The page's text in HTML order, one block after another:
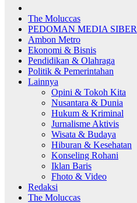
The Moluccas
PEDOMAN MEDIA SIBER
Ambon Metro
Ekonomi & Bisnis
Pendidikan & Olahraga
Politik & Pemerintahan
Lainnya
Opini & Tokoh Kita
Nusantara & Dunia
Hukum & Kriminal
Jurnalisme Aktivis
Wisata & Budaya
Hiburan & Kesehatan
Konseling Rohani
Iklan Baris
Fhoto & Video
Redaksi
The Moluccas